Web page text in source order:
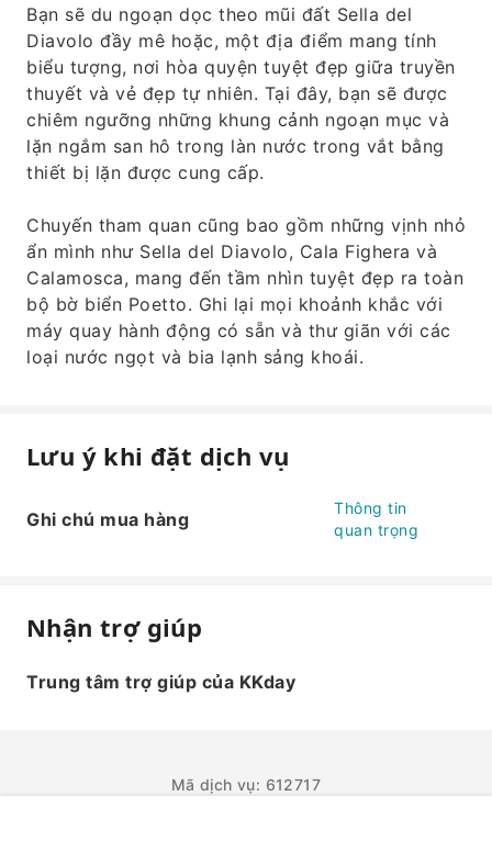
Bạn sẽ du ngoạn dọc theo mũi đất Sella del
Diavolo đầy mê hoặc, một địa điểm mang tính
biểu tượng, nơi hòa quyện tuyệt đẹp giữa truyền
thuyết và vẻ đẹp tự nhiên. Tại đây, bạn sẽ được
chiêm ngưỡng những khung cảnh ngoạn mục và
lặn ngắm san hô trong làn nước trong vắt bằng
thiết bị lặn được cung cấp.
Chuyến tham quan cũng bao gồm những vịnh nhỏ
ẩn mình như Sella del Diavolo, Cala Fighera và
Calamosca, mang đến tầm nhìn tuyệt đẹp ra toàn
bộ bờ biển Poetto. Ghi lại mọi khoảnh khắc với
máy quay hành động có sẵn và thư giãn với các
loại nước ngọt và bia lạnh sảng khoái.
Lưu ý khi đặt dịch vụ
Ghi chú mua hàng
Thông tin
quan trọng
Nhận trợ giúp
Trung tâm trợ giúp của KKday
Mã dịch vụ: 612717